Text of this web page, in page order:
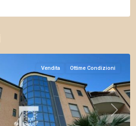
Next
Vendita Ottime Condizioni